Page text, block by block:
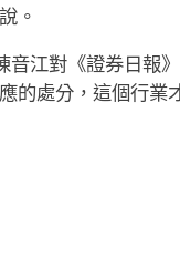
。
江對《證券日報
的處分，這個行業